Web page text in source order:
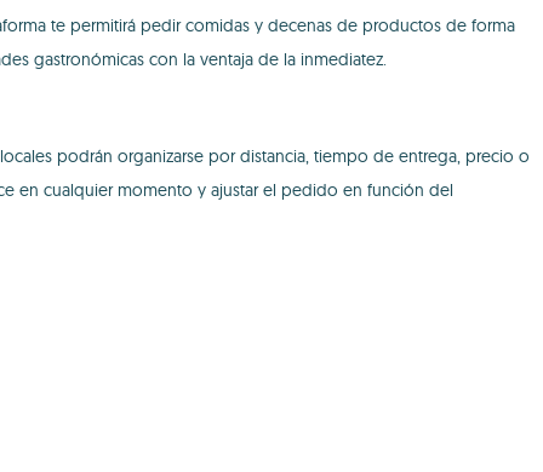
te permitirá pedir comidas y decenas de productos de forma
gastronómicas con la ventaja de la inmediatez.
podrán organizarse por distancia, tiempo de entrega, precio o
en cualquier momento y ajustar el pedido en función del